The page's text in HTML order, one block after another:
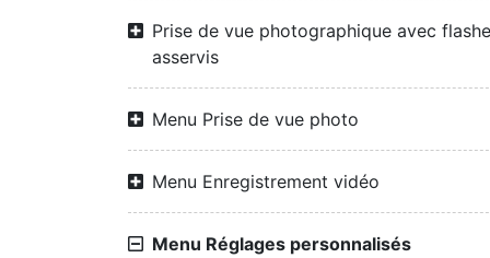
Prise de vue photographique avec
asservis
Menu Prise de vue photo
Menu Enregistrement vidéo
Menu Réglages personnalisés